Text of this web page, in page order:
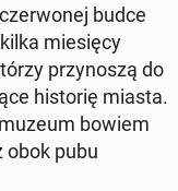
budce
mie­się­cy
przy­no­szą do
hi­sto­rię miasta.
bowiem
obok pubu